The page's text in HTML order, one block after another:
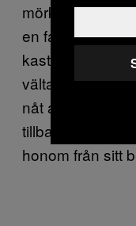
mörka
en fackla i en
kastade ut
välta möbler
nåt att göra med
tillbaka och
honom från sitt